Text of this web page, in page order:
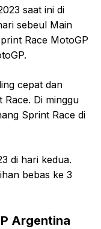
saat ini di
sebeul Main
Race MotoGP
cepat dan
Di minggu
Sprint Race di
di hari kedua.
bebas ke 3
Argentina